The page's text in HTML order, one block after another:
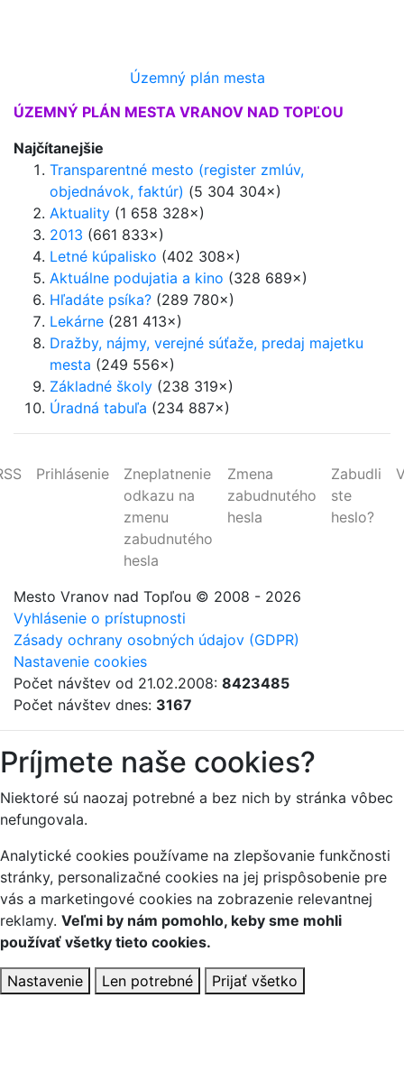
Územný plán mesta
ÚZEMNÝ PLÁN MESTA VRANOV NAD TOPĽOU
Najčítanejšie
Transparentné mesto (register zmlúv,
objednávok, faktúr) (5 304 304×)
Aktuality (1 658 328×)
2013 (661 833×)
Letné kúpalisko (402 308×)
Aktuálne podujatia a kino (328 689×)
Hľadáte psíka? (289 780×)
Lekárne (281 413×)
Dražby, nájmy, verejné súťaže, predaj majetku
mesta (249 556×)
Základné školy (238 319×)
Úradná tabuľa (234 887×)
Prihlásenie
Zneplatnenie
odkazu na
zmenu
zabudnutého
hesla
Zmena
zabudnutého
hesla
Zabudli
ste
heslo?
Mesto Vranov nad Topľou © 2008 - 2026
Vyhlásenie o prístupnosti
Zásady ochrany osobných údajov (GDPR)
Nastavenie cookies
Počet návštev od 21.02.2008: 8423485
Počet návštev dnes: 3167
Príjmete naše cookies?
Niektoré sú naozaj potrebné a bez nich by stránka vôbec
nefungovala.
Analytické cookies používame na zlepšovanie funkčnosti
stránky, personalizačné cookies na jej prispôsobenie pre
vás a marketingové cookies na zobrazenie relevantnej
reklamy. Veľmi by nám pomohlo, keby sme mohli
používať všetky tieto cookies.
Nastavenie Len potrebné Prijať všetko